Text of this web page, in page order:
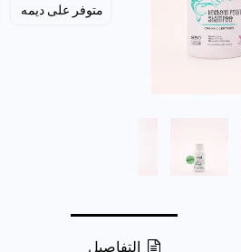
متوفر على ديمه
التفاصيل